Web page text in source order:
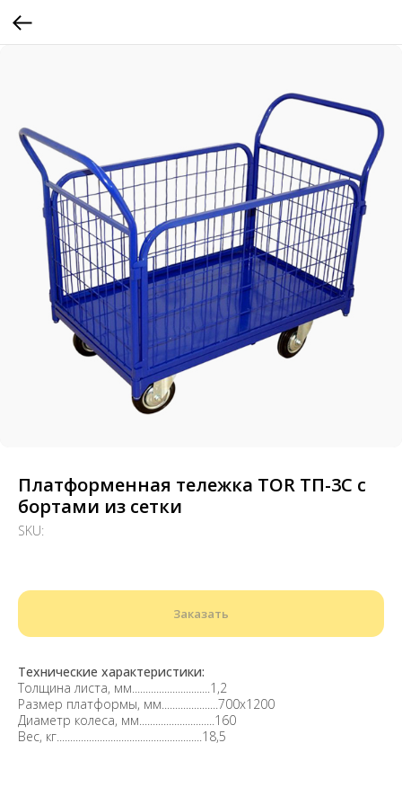
Платформенная тележка TOR ТП-3С с
бортами из сетки
SKU:
Заказать
Технические характеристики:
Толщина листа, мм.............................1,2
Размер платформы, мм.....................700х1200
Диаметр колеса, мм............................160
Вес, кг......................................................18,5